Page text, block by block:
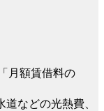
月額賃借料の
などの光熱費、